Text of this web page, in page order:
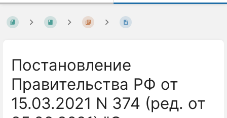
Постановление
Правительства РФ от
15.03.2021 N 374 (ред. от